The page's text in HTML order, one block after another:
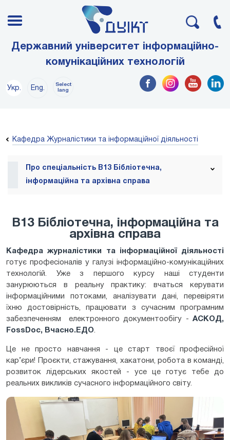
Державний університет інформаційно-
комунікаційних технологій
Укр. Eng.
Select
lang
Кафедра Журналістики та інформаційної діяльності
Про спеціальність В13 Бібліотечна,
інформаційна та архівна справа
В13 Бібліотечна, інформаційна та
архівна справа
Кафедра журналістики та інформаційної діяльності
готує професіоналів у галузі інформаційно-комунікаційних
технологій. Уже з першого курсу наші студенти
занурюються в реальну практику: вчаться керувати
інформаційними потоками, аналізувати дані, перевіряти
їхню достовірність, працювати з сучасним програмним
забезпеченням електронного документообігу - АСКОД,
FossDoc, Вчасно.ЕДО
Це не просто навчання - це старт твоєї професійної
кар’єри! Проєкти, стажування, хакатони, робота в команді,
розвиток лідерських якостей - усе це готує тебе до
реальних викликів сучасного інформаційного світу.